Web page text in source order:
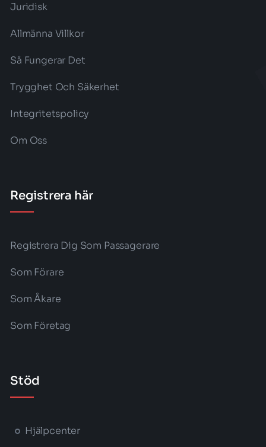
Juridisk
Allmänna Villkor
Så Fungerar Det
Trygghet Och Säkerhet
Integritetspolicy
Om Oss
Registrera här
Registrera Dig Som Passagerare
Som Förare
Som Åkare
Som Företag
Stöd
Hjälpcenter